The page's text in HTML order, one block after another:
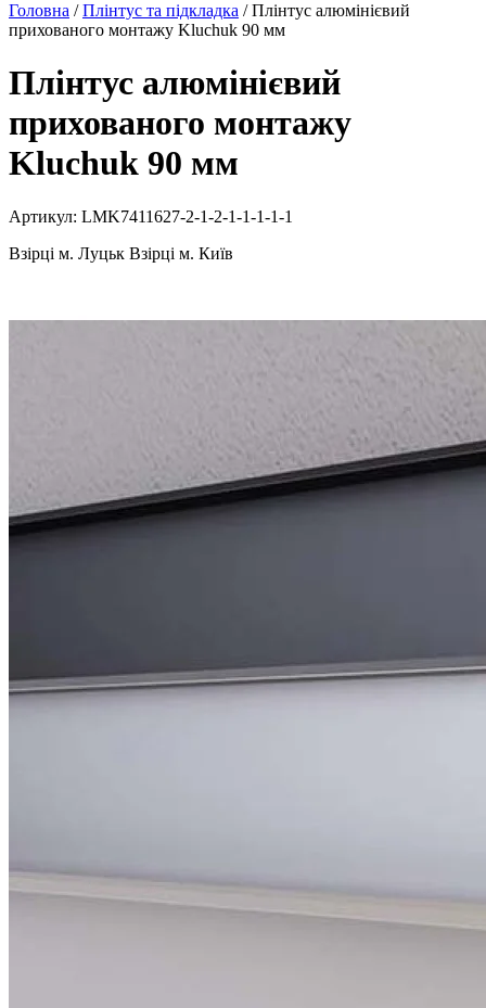
Головна /Плінтус та підкладка /Плінтус алюмінієвий
прихованого монтажу Kluchuk 90 мм
Плінтус алюмінієвий
прихованого монтажу
Kluchuk 90 мм
Артикул: LMK7411627-2-1-2-1-1-1-1-1
Взірці м. Луцьк Взірці м. Київ